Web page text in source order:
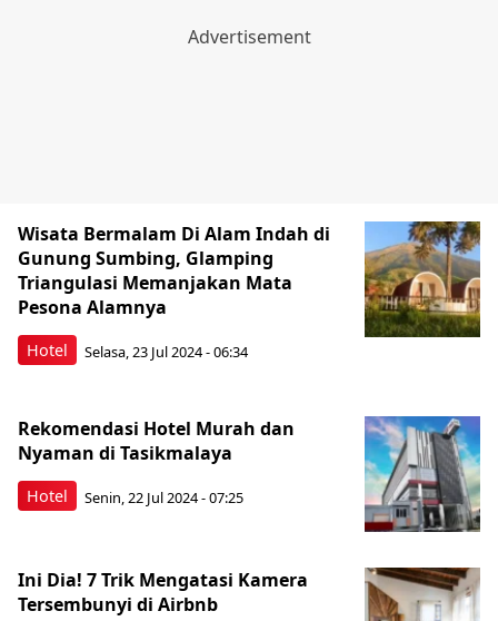
Hotel
Wisata Bermalam Di Alam Indah di
Gunung Sumbing, Glamping
Triangulasi Memanjakan Mata
Pesona Alamnya
Selasa, 23 Jul 2024 - 06:34
Hotel
Rekomendasi Hotel Murah dan
Nyaman di Tasikmalaya
Senin, 22 Jul 2024 - 07:25
Ini Dia! 7 Trik Mengatasi Kamera
Tersembunyi di Airbnb